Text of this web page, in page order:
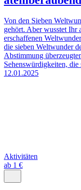
Von den Sieben
gehört. Aber wusstet Ihr
erschaffenen
die sieben Weltwunder
Abstimmung
Sehenswürdigkeiten, die
12.01.2025
Aktivitäten
ab 1 €